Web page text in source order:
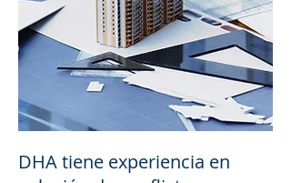
DHA tiene experiencia en